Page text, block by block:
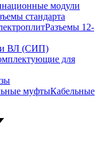
модули
стандарта
Разъемы 12-
и ВЛ (СИП)
для
муфтыКабельные